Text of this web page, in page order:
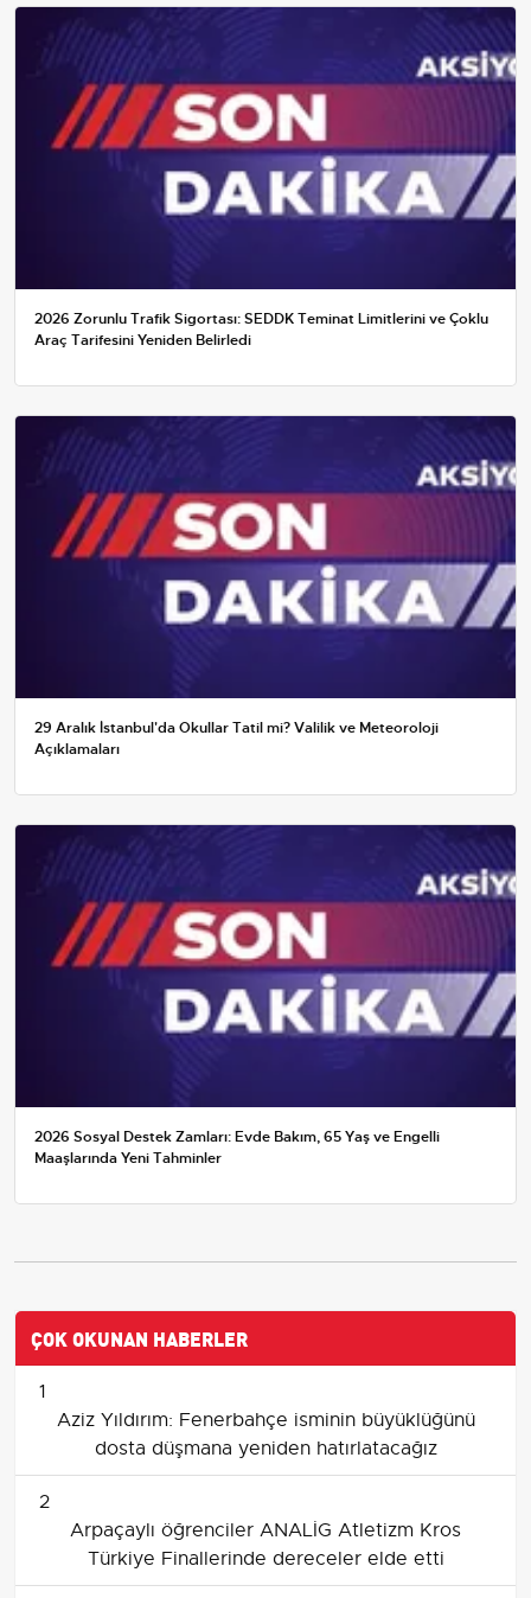
2026 Zorunlu Trafik Sigortası: SEDDK Teminat Limitlerini ve Çoklu
Araç Tarifesini Yeniden Belirledi
29 Aralık İstanbul'da Okullar Tatil mi? Valilik ve Meteoroloji
Açıklamaları
2026 Sosyal Destek Zamları: Evde Bakım, 65 Yaş ve Engelli
Maaşlarında Yeni Tahminler
ÇOK OKUNAN HABERLER
1
Aziz Yıldırım: Fenerbahçe isminin büyüklüğünü
dosta düşmana yeniden hatırlatacağız
2
Arpaçaylı öğrenciler ANALİG Atletizm Kros
Türkiye Finallerinde dereceler elde etti